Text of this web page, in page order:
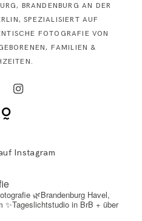
BRANDENBURG AN DER
SPEZIALISIERT AUF
FOTOGRAFIE VON
FAMILIEN &
Instagram
🌿Brandenburg Havel,
✨Tageslichtstudio in BrB + über